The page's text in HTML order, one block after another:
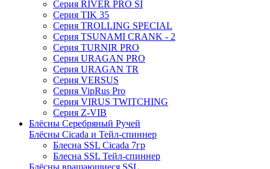
Серия RIVER PRO SI
Серия TIK 35
Серия TROLLING SPECIAL
Серия TSUNAMI CRANK - 2
Серия TURNIR PRO
Серия URAGAN PRO
Серия URAGAN TR
Серия VERSUS
Серия VipRus Pro
Серия VIRUS TWITCHING
Серия Z-VIB
Блёсны Серебряный Ручей
Блёсны Cicada и Тейл-спиннер
Блесна SSL Cicada 7гр
Блесна SSL Тейл-спиннер
Блёсны вращающиеся SSL